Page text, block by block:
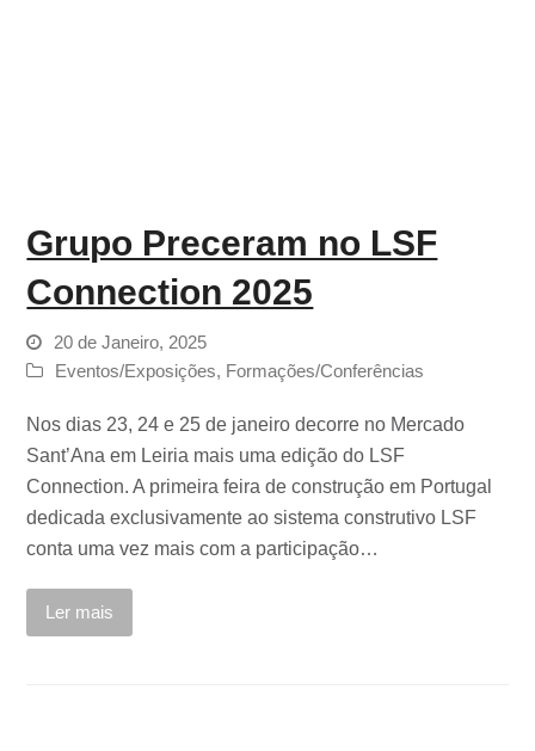
Grupo Preceram no LSF
Connection 2025
20 de Janeiro, 2025
Eventos/Exposições, Formações/Conferências
Nos dias 23, 24 e 25 de janeiro decorre no Mercado
Sant’Ana em Leiria mais uma edição do LSF
Connection. A primeira feira de construção em Portugal
dedicada exclusivamente ao sistema construtivo LSF
conta uma vez mais com a participação…
Ler mais